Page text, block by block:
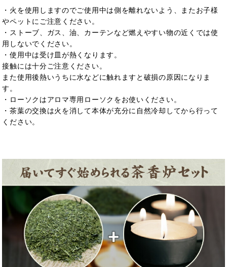
・火を使用しますのでご使用中は側を離れないよう、またお子様
やペットにご注意ください。
・ストーブ、ガス、油、カーテンなど燃えやすい物の近くでは使
用しないでください。
・使用中は受け皿が熱くなります。
接触には十分ご注意ください。
また使用後熱いうちに水などに触れますと破損の原因になりま
す。
・ローソクはアロマ専用ローソクをお使いください。
・茶葉の交換は火を消して本体が充分に自然冷却してから行って
ください。